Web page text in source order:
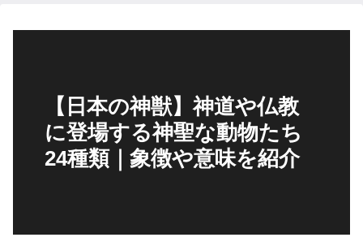
【日本の神獣】神道や仏教
に登場する神聖な動物たち
24種類｜象徴や意味を紹介